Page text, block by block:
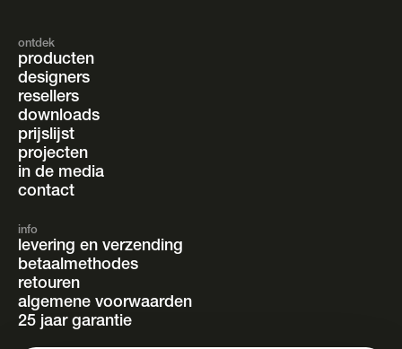
ontdek
producten
designers
resellers
downloads
prijslijst
projecten
in de media
contact
info
levering en verzending
betaalmethodes
retouren
algemene voorwaarden
25 jaar garantie